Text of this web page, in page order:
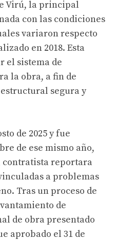
Virú, la principal
con las condiciones
variaron respecto
en 2018. Esta
el sistema de
la obra, a fin de
segura y
de 2025 y fue
de ese mismo año,
contratista reportara
a problemas
Tras un proceso de
de
de obra presentado
aprobado el 31 de